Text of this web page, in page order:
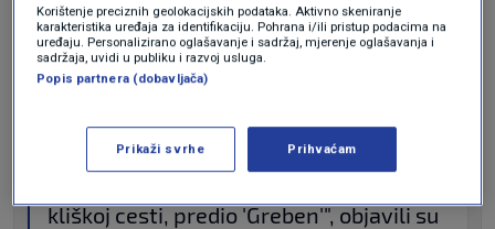
području Solina da su zbog požara na
predjelu Rupotine i iznimne potrebe za
vodom mogući prekidi vodoopskrbe.
ViK je u dogovoru i ispomoći JVP,
cisterna s pitkom vodom bit će na staroj
kliškoj cesti, predio 'Greben'", objavili su
Korištenje preciznih geolokacijskih podataka. Aktivno skeniranje
karakteristika uređaja za identifikaciju. Pohrana i/ili pristup podacima na
uređaju. Personalizirano oglašavanje i sadržaj, mjerenje oglašavanja i
sadržaja, uvidi u publiku i razvoj usluga.
Popis partnera (dobavljača)
Prikaži svrhe Prihvaćam